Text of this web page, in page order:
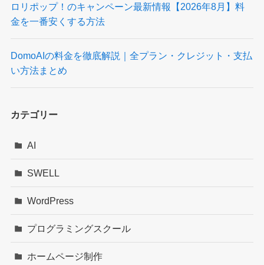
ロリポップ！のキャンペーン最新情報【2026年8月】料
金を一番安くする方法
DomoAIの料金を徹底解説｜全プラン・クレジット・支払
い方法まとめ
カテゴリー
AI
SWELL
WordPress
プログラミングスクール
ホームページ制作